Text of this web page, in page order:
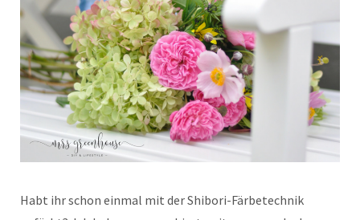
Habt ihr schon einmal mit der Shibori-Färbetechnik